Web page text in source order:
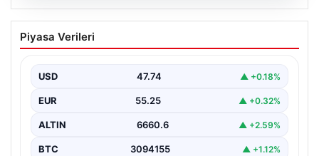
07.08.2026
Mekke Ortak Savunma Anlaşması ne
anlama geliyor? Türkiye, Suudi
ayrıntılar ortaya çıktı
Piyasa Verileri
USD 47.74 ▲ +0.18%
EUR 55.25 ▲ +0.32%
ALTIN 6660.6 ▲ +2.59%
BTC 3094155 ▲ +1.12%